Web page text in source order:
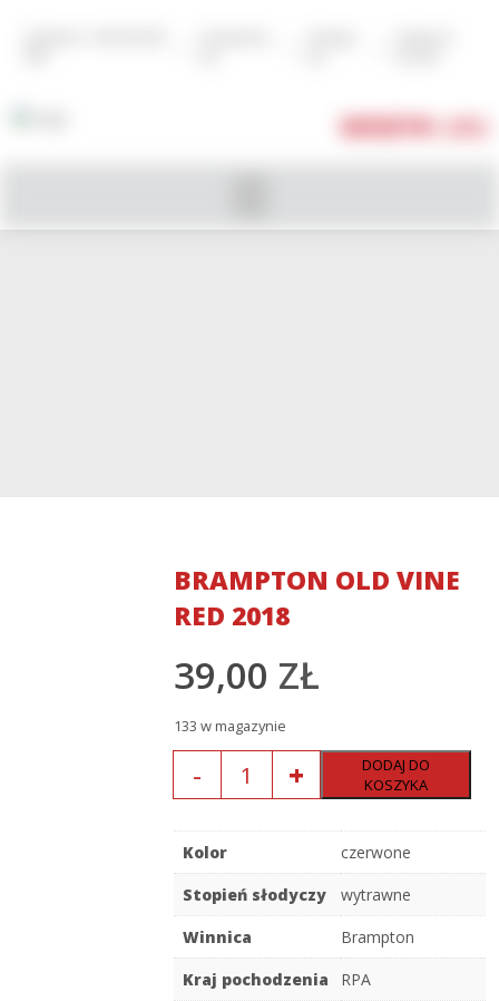
KOSZYK
BRAMPTON OLD VINE
RED 2018
39,00 ZŁ
133 w magazynie
DODAJ DO
KOSZYKA
Kolor
czerwone
Stopień słodyczy
wytrawne
Winnica
Brampton
Kraj pochodzenia
RPA